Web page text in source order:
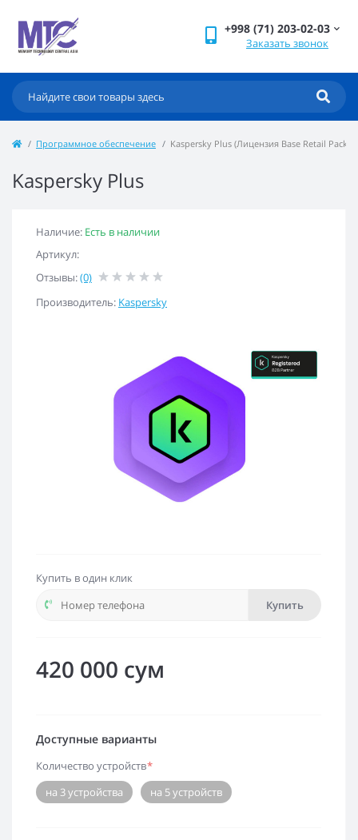
+998 (71) 203-02-03
Заказать звонок
Программное обеспечение Kaspersky Plus (Лицензия Base Retail Pack
Kaspersky Plus
Наличие: Есть в наличии
Артикул:
Отзывы:(0)
Производитель: Kaspersky
Купить в один клик
Купить
420 000 сум
Доступные варианты
Количество устройств*
на 3 устройства
на 5 устройств